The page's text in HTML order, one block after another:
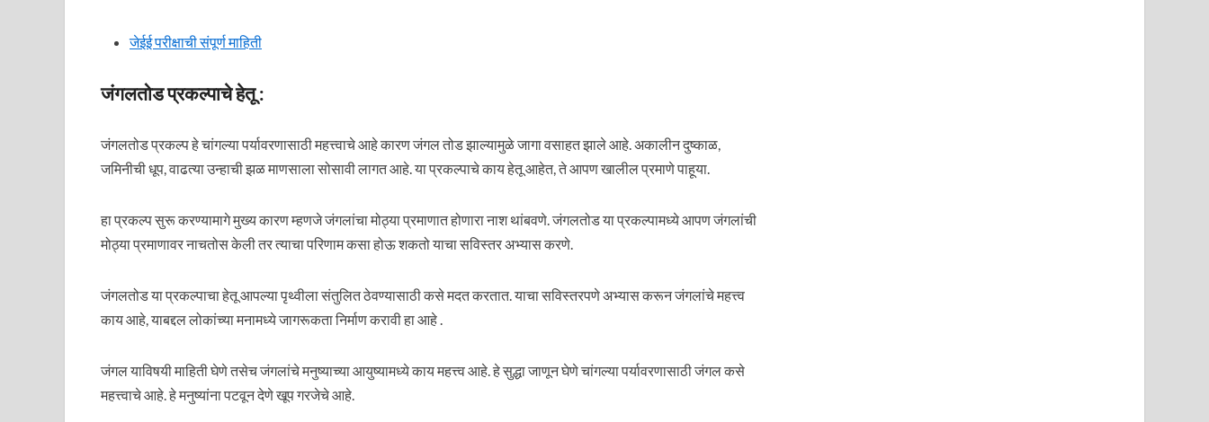
जेईई परीक्षाची संपूर्ण माहिती
जंगलतोड प्रकल्पाचे हेतू :
जंगलतोड प्रकल्प हे चांगल्या पर्यावरणासाठी महत्त्वाचे आहे कारण जंगल तोड झाल्यामुळे जागा वसाहत झाले आहे. अकालीन दुष्काळ,
जमिनीची धूप, वाढत्या उन्हाची झळ माणसाला सोसावी लागत आहे. या प्रकल्पाचे काय हेतू आहेत, ते आपण खालील प्रमाणे पाहूया.
हा प्रकल्प सुरू करण्यामागे मुख्य कारण म्हणजे जंगलांचा मोठ्या प्रमाणात होणारा नाश थांबवणे. जंगलतोड या प्रकल्पामध्ये आपण जंगलांची
मोठ्या प्रमाणावर नाचतोस केली तर त्याचा परिणाम कसा होऊ शकतो याचा सविस्तर अभ्यास करणे.
जंगलतोड या प्रकल्पाचा हेतू आपल्या पृथ्वीला संतुलित ठेवण्यासाठी कसे मदत करतात. याचा सविस्तरपणे अभ्यास करून जंगलांचे महत्त्व
काय आहे, याबद्दल लोकांच्या मनामध्ये जागरूकता निर्माण करावी हा आहे .
जंगल याविषयी माहिती घेणे तसेच जंगलांचे मनुष्याच्या आयुष्यामध्ये काय महत्त्व आहे. हे सुद्धा जाणून घेणे चांगल्या पर्यावरणासाठी जंगल कसे
महत्त्वाचे आहे. हे मनुष्यांना पटवून देणे खूप गरजेचे आहे.